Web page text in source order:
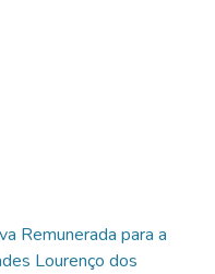
Remunerada para a
Lourenço dos